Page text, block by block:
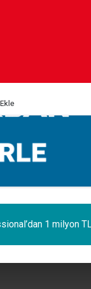
Trucks Master